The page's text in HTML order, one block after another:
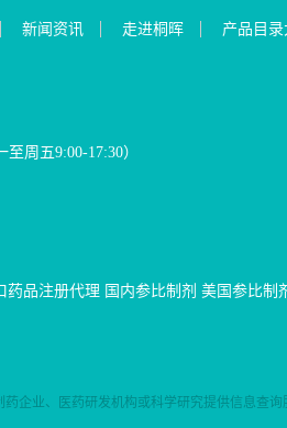
新闻资讯 走进桐晖 产品目
周五9:00-17:30）
药品注册代理 国内参比制剂 美国参比制
企业、医药研发机构或科学研究提供信息查询